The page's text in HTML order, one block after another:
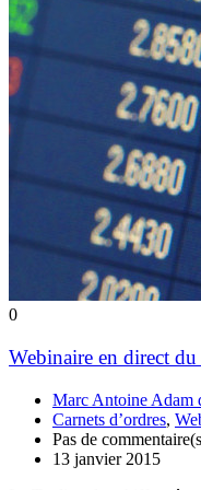
0
Webinaire en direct
Marc Antoine Adam
Carnets d’ordres,
Pas de
13 janvier 2015